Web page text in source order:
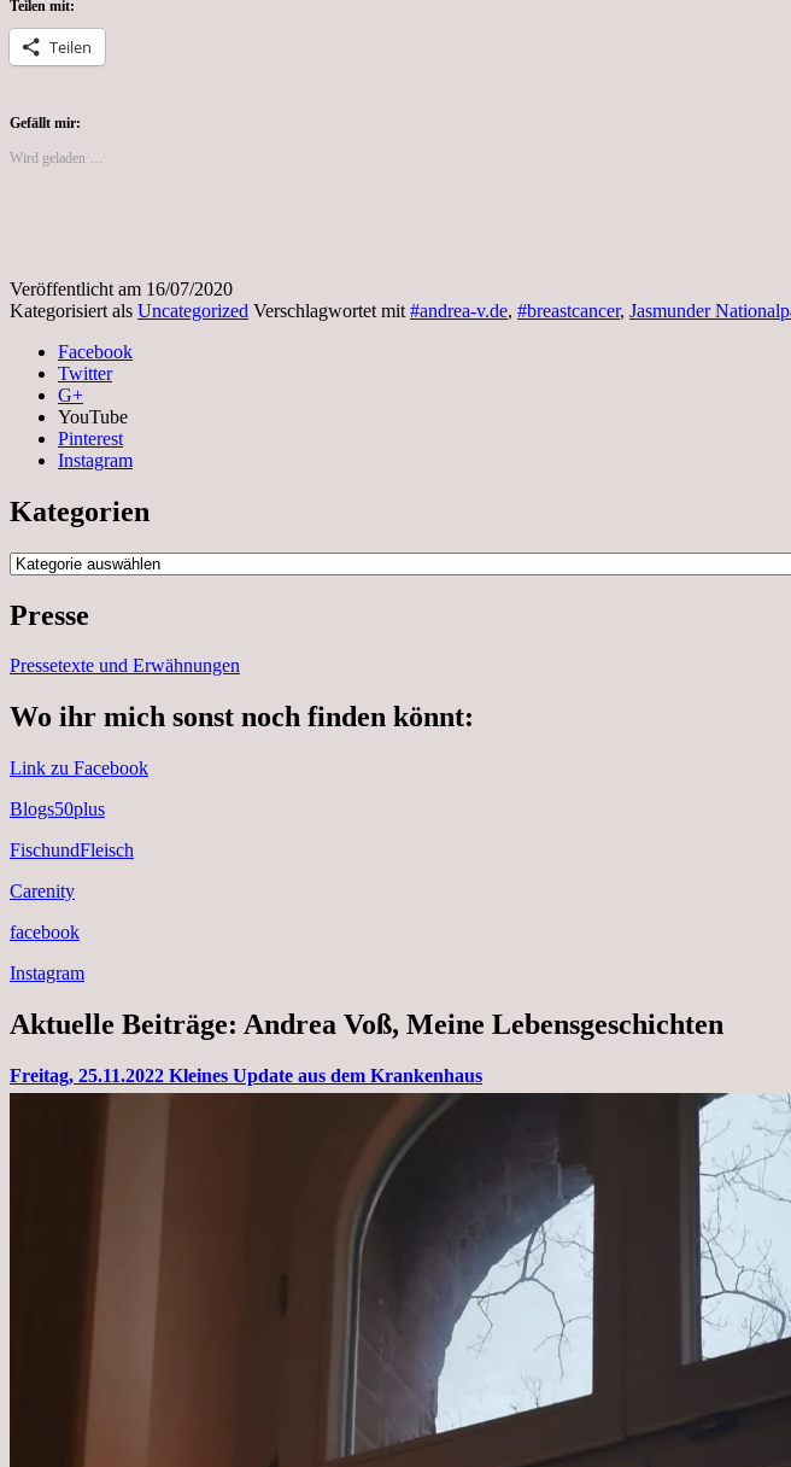
Teilen mit:
Teilen
Gefällt mir:
Wird geladen …
Veröffentlicht am 16/07/2020
Kategorisiert als Uncategorized Verschlagwortet mit #andrea-v.de, #breastcancer, Jasmunder
Facebook
Twitter
G+
YouTube
Pinterest
Instagram
Kategorien
Kategorien
Presse
Pressetexte und Erwähnungen
Wo ihr mich sonst noch finden könnt:
Link zu Facebook
Blogs50plus
FischundFleisch
Carenity
facebook
Instagram
Aktuelle Beiträge: Andrea Voß, Meine Lebensgeschichten
Freitag, 25.11.2022 Kleines Update aus dem Krankenhaus